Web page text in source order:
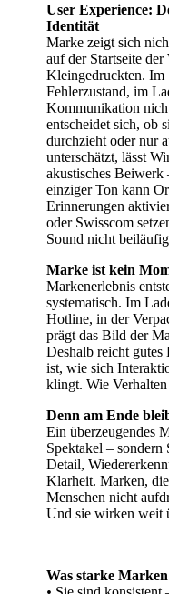
User Experience:
Identität
Marke zeigt sich
auf der Startseite
Kleingedruckten. Im
Fehlerzustand, im
Kommunikation
entscheidet sich, ob
durchzieht oder nur
unterschätzt, lässt
akustisches Beiwerk
einziger Ton kann
Erinnerungen
oder Swisscom
Sound nicht
Marke ist kein
Markenerlebnis
systematisch. Im
Hotline, in der
prägt das Bild der
Deshalb reicht gutes
ist, wie sich
klingt. Wie
Denn am Ende
Ein überzeugendes
Spektakel –
Detail,
Klarheit. Marken, die
Menschen nicht
Und sie wirken weit
Was starke